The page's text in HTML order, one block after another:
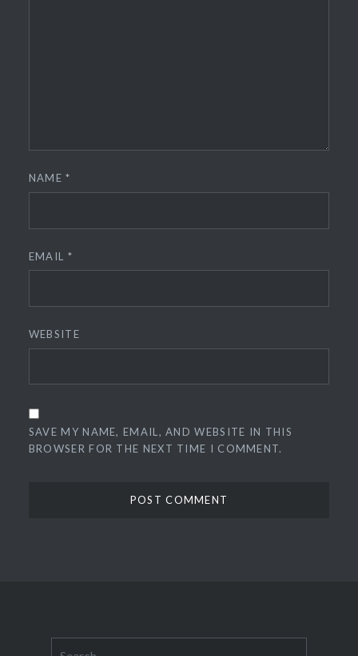
NAME*
EMAIL *
WEBSITE
SAVE MY NAME, EMAIL, AND WEBSITE IN THIS
BROWSER FOR THE NEXT TIME I COMMENT.